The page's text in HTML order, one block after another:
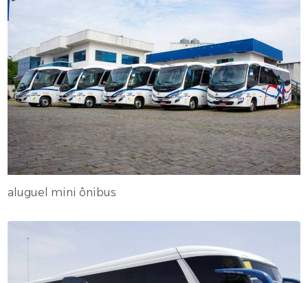
aluguel mini ônibus